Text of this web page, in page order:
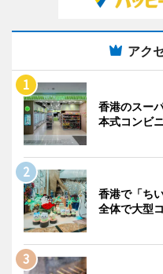
アク
香港のスー
本式コンビ
香港で「ち
全体で大型